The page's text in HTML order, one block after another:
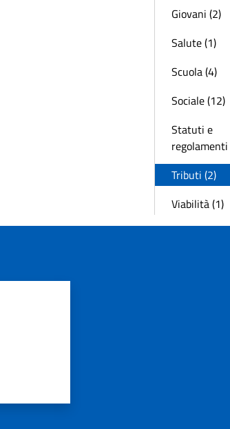
Giovani (2)
Salute (1)
Scuola (4)
Sociale (12)
Statuti e
regolamenti
Tributi (2)
Viabilità (1)